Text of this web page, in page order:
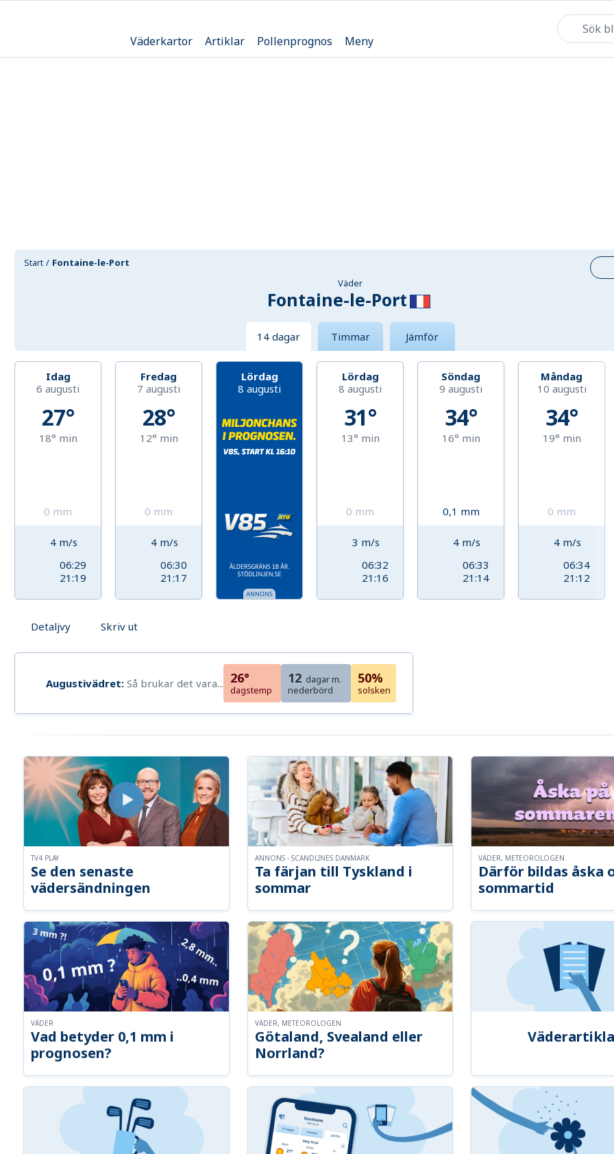
Väderkartor Artiklar Pollenprognos Meny
Start
Fontaine-le-Port
Väder
Fontaine-le-Port
14 dagar Timmar Jämför
Idag
6 augusti
27°
18° min
0 mm
4 m/s
06:29
21:19
Fredag
7 augusti
28°
12° min
0 mm
4 m/s
06:30
21:17
Lördag
8 augusti
Lördag
8 augusti
31°
13° min
0 mm
3 m/s
06:32
21:16
Söndag
9 augusti
34°
16° min
0,1 mm
4 m/s
06:33
21:14
Måndag
10 augusti
34°
19° min
0 mm
4 m/s
06:34
21:12
Detaljvy Skriv ut
Augustivädret: Så brukar det vara... 26°
dagstemp
12 dagar m.
nederbörd
50%
solsken
Se den senaste
vädersändningen
TV4 PLAY
Ta färjan till Tyskland i
sommar
ANNONS - SCANDLINES DANMARK
Därför bildas åska
sommartid
VÄDER, METEOROLOGEN
Vad betyder 0,1 mm i
prognosen?
VÄDER
Götaland, Svealand eller
Norrland?
VÄDER, METEOROLOGEN